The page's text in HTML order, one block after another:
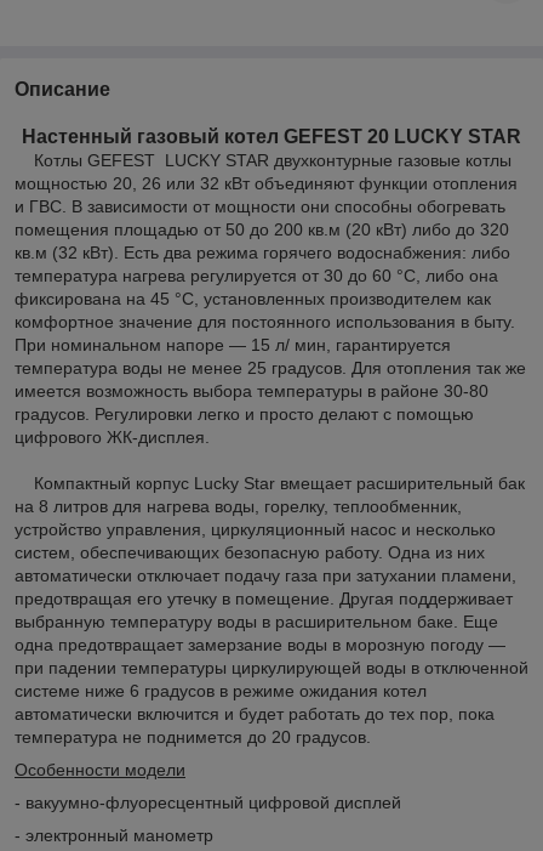
Описание
Настенный газовый котел GEFEST 20 LUCKY STAR
Котлы GEFEST LUCKY STAR двухконтурные газовые котлы
мощностью 20, 26 или 32 кВт объединяют функции отопления
и ГВС. В зависимости от мощности они способны обогревать
помещения площадью от 50 до 200 кв.м (20 кВт) либо до 320
кв.м (32 кВт). Есть два режима горячего водоснабжения: либо
температура нагрева регулируется от 30 до 60 °C, либо она
фиксирована на 45 °C, установленных производителем как
комфортное значение для постоянного использования в быту.
При номинальном напоре — 15 л/ мин, гарантируется
температура воды не менее 25 градусов. Для отопления так же
имеется возможность выбора температуры в районе 30-80
градусов. Регулировки легко и просто делают с помощью
цифрового ЖК-дисплея.
Компактный корпус Lucky Star вмещает расширительный бак
на 8 литров для нагрева воды, горелку, теплообменник,
устройство управления, циркуляционный насос и несколько
систем, обеспечивающих безопасную работу. Одна из них
автоматически отключает подачу газа при затухании пламени,
предотвращая его утечку в помещение. Другая поддерживает
выбранную температуру воды в расширительном баке. Еще
одна предотвращает замерзание воды в морозную погоду —
при падении температуры циркулирующей воды в отключенной
системе ниже 6 градусов в режиме ожидания котел
автоматически включится и будет работать до тех пор, пока
температура не поднимется до 20 градусов.
Особенности модели
- вакуумно-флуоресцентный цифровой дисплей
- электронный манометр